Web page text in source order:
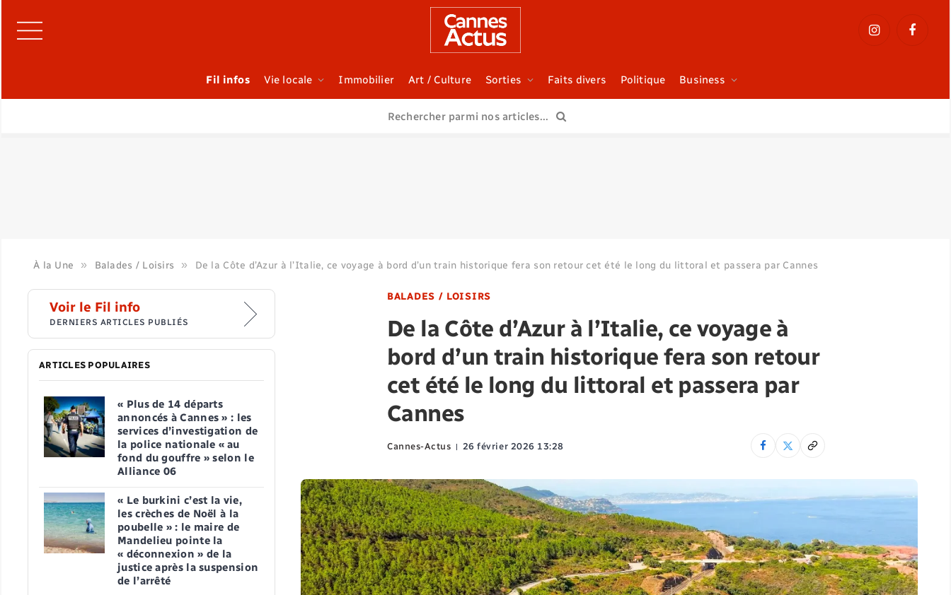
Instagram
Fil infos Vie locale Immobilier Art / Culture Sorties Faits divers Politique Business
À la Une » Balades / Loisirs » De la Côte d’Azur à l’Italie, ce voyage à bord d’un train historique fera son retour cet été le long du littoral et passera par Cannes
BALADES / LOISIRS
De la Côte d’Azur à l’Italie, ce voyage à
bord d’un train historique fera son retour
cet été le long du littoral et passera par
Cannes
Cannes-Actus 26 février 2026 13:28
Voir le Fil info
DERNIERS ARTICLES PUBLIÉS
ARTICLES POPULAIRES
« Plus de 14 départs
annoncés à Cannes » : les
services d’investigation de
la police nationale « au
fond du gouffre » selon le
Alliance 06
« Le burkini c’est la vie,
les crèches de Noël à la
poubelle » : le maire de
Mandelieu pointe la
« déconnexion » de la
justice après la suspension
de l’arrêté